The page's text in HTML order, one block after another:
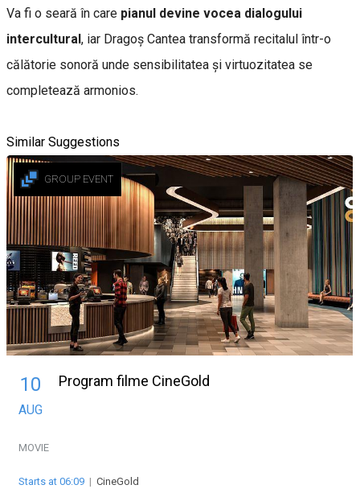
Va fi o seară în care pianul devine vocea dialogului
intercultural, iar Dragoș Cantea transformă recitalul într-o
călătorie sonoră unde sensibilitatea și virtuozitatea se
completează armonios.
Similar Suggestions
GROUP EVENT
10
AUG
Program filme CineGold
MOVIE
Starts at 06:09 | CineGold